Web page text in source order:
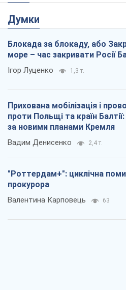
Думки
Блокада за блокаду, або
море – час закривати Росії
Ігор Луценко 1,3 т.
Прихована мобілізація і
проти Польщі та країн
за новими планами Кремля
Вадим Денисенко 2,4 т.
"Роттердам+": циклічна
прокурора
Валентина Карповець 63